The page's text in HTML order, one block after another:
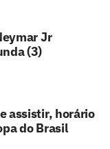
Jr
(3)
assistir, horário
do Brasil